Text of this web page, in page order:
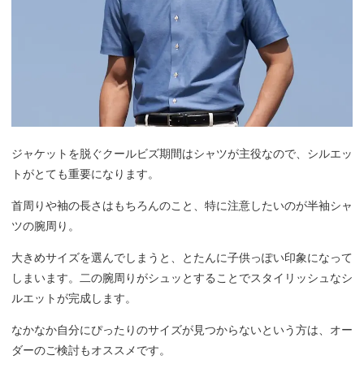
ジャケットを脱ぐクールビズ期間はシャツが主役なので、シルエッ
トがとても重要になります。
首周りや袖の長さはもちろんのこと、特に注意したいのが半袖シャ
ツの腕周り。
大きめサイズを選んでしまうと、とたんに子供っぽい印象になって
しまいます。二の腕周りがシュッとすることでスタイリッシュなシ
ルエットが完成します。
なかなか自分にぴったりのサイズが見つからないという方は、オー
ダーのご検討もオススメです。